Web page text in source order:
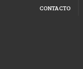
CONTACTO